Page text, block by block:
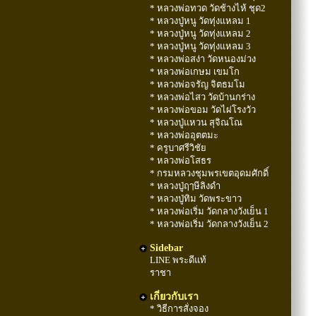
* หลวงพ่อทวด วัดช้างไห้ ชุด2
* หลวงปู่หนู วัดทุ่งแหลม 1
* หลวงปู่หนู วัดทุ่งแหลม 2
* หลวงปู่หนู วัดทุ่งแหลม 3
* หลวงพ่อสง่า วัดหนองม่วง
* หลวงพ่อเกษม เขมโก
* หลวงพ่อจรัญ จิตธมโม
* หลวงพ่อไสว วัดบ้านกร่าง
* หลวงพ่อขอม วัดไผ่โรงวัว
* หลวงปู่แหวน สุจิณโณ
* หลวงพ่ออุตตมะ
* ครูบาศรีวิชัย
* หลวงพ่อโสธร
* กรมหลวงชุมพรเขตอุดมศักดิ์
* หลวงปู่ฤๅษีลิงดำ
* หลวงปู่ทิม วัดพระขาว
* หลวงพ่อเริ่ม วัดกลางวังเย็น 1
* หลวงพ่อเริ่ม วัดกลางวังเย็น 2
Sidebar
LINE พระดีแท้
ราชา
เกี่ยวกับเรา
* วิธีการสั่งจอง